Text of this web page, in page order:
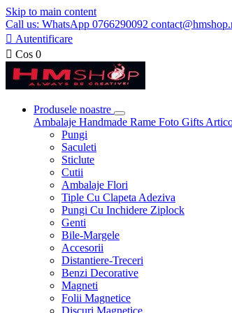
Skip to main content
Call us: WhatsApp 0766290092
 Autentificare
 Cos 0
Produsele noastre
Ambalaje Handmade Rame Foto Gifts
Pungi
Saculeti
Sticlute
Cutii
Ambalaje Flori
Tiple Cu Clapeta Adeziva
Pungi Cu Inchidere Ziplock
Genti
Bile-Margele
Accesorii
Distantiere-Treceri
Benzi Decorative
Magneti
Folii Magnetice
Discuri Magnetice